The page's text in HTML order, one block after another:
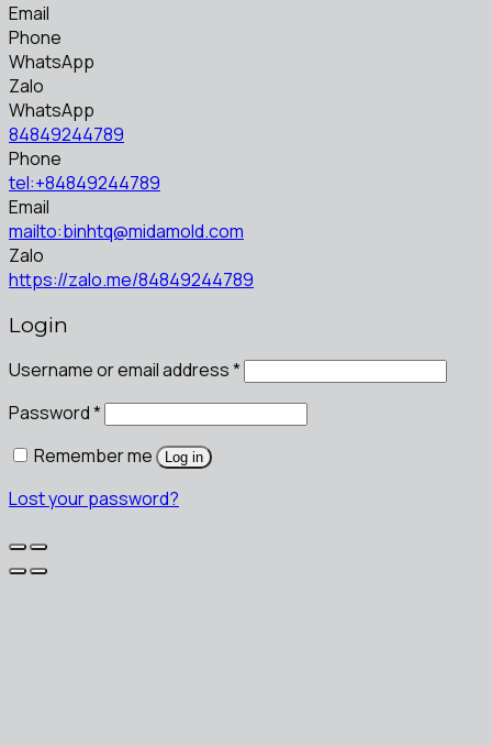
Email
Phone
WhatsApp
Zalo
WhatsApp
84849244789
Phone
tel:+84849244789
Email
mailto:binhtq@midamold.com
Zalo
https://zalo.me/84849244789
Login
Username or email address*
Password*
Remember me
Log in
Lost your password?